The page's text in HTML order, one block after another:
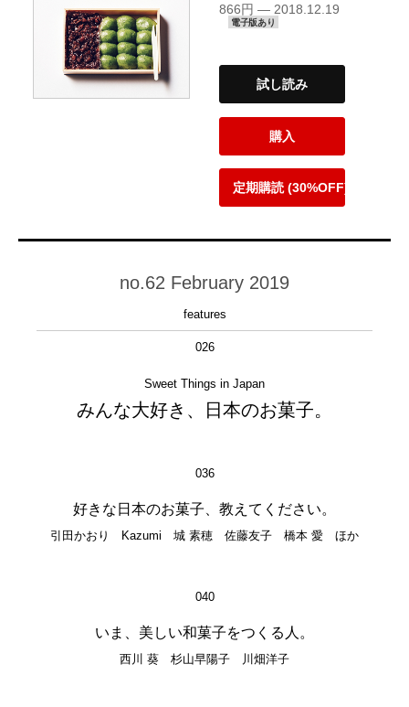
866円 — 2018.12.19
電子版あり
試し読み
購入
定期購読 (30%OFF)
no.62 February 2019
features
026
Sweet Things in Japan
みんな大好き、日本のお菓子。
036
好きな日本のお菓子、教えてください。
引田かおり Kazumi 城 素穂 佐藤友子 橋本 愛 ほか
040
いま、美しい和菓子をつくる人。
西川 葵 杉山早陽子 川畑洋子